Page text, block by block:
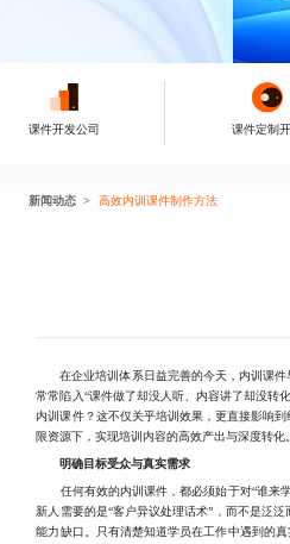
课件开发公司 课件定制
新闻动态 高效内训课件制作方法
在企业培训体系日益完善的今天，内训课件
常常陷入“课件做了却没人听、内容讲了却没转
内训课件？这不仅关乎培训效果，更直接影响
限资源下，实现培训内容的高效产出与深度转化
明确目标受众与真实需求
任何有效的内训课件，都必须始于对“谁来学
新人需要的是“客户异议处理话术”，而不是泛
能力缺口。只有清楚知道学员在工作中遇到的